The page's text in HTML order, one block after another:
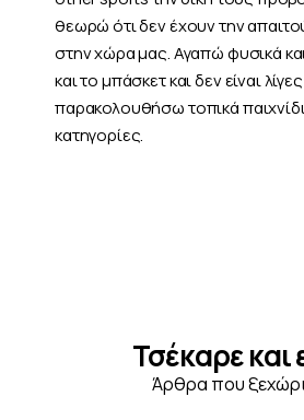
θεωρώ ότι δεν έχουν την
στην χώρα μας. Αγαπώ φυσικά
και το μπάσκετ και δεν είναι
παρακολουθήσω τοπικά
κατηγορίες.
Τσέκαρε και
Άρθρα που